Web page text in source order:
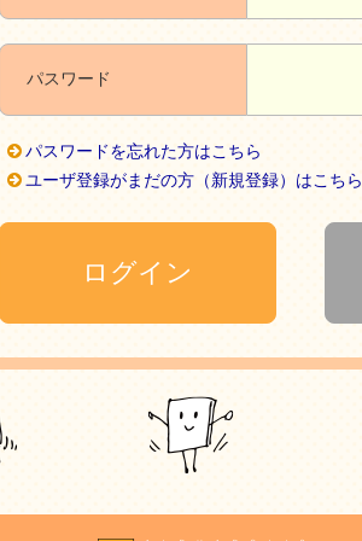
パスワード
パスワードを忘れた方はこちら
ユーザ登録がまだの方（新規登録）はこちら